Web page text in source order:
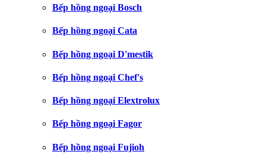
Bếp hồng ngoại Bosch
Bếp hồng ngoại Cata
Bếp hồng ngoại D'mestik
Bếp hồng ngoại Chef's
Bếp hồng ngoại Elextrolux
Bếp hồng ngoại Fagor
Bếp hồng ngoại Fujioh